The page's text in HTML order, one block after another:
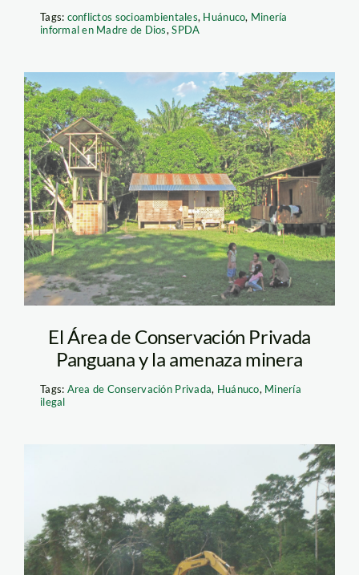
Tags: conflictos socioambientales, Huánuco, Minería
informal en Madre de Dios,SPDA
4-Estacion
El Área de Conservación Privada
Panguana y la amenaza minera
Tags: Area de Conservación Privada, Huánuco, Minería
ilegal
puerto_inca_4